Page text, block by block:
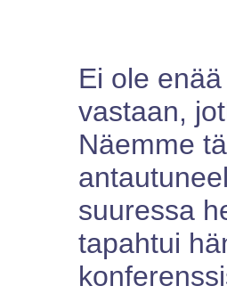
Ei ole
vastaan,
Näemme
suuressa
tapahtui